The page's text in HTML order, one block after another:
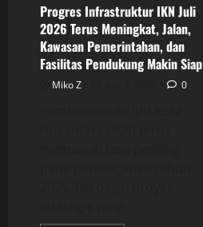
Progres Infrastruktur IKN Juli
2026 Terus Meningkat, Jalan,
Kawasan Pemerintahan, dan
Fasilitas Pendukung Makin Siap
Miko Z 0